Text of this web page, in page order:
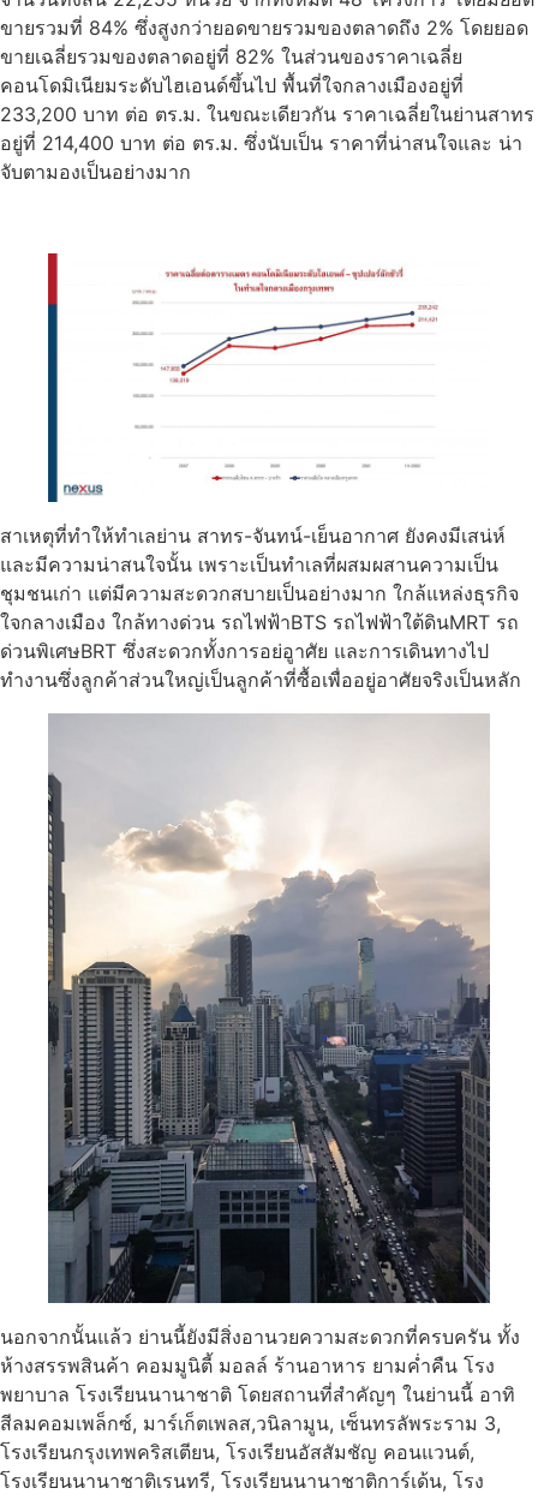
ขายรวมที่ 84% ซึ่งสูงกว่ายอดขายรวมของตลาดถึง 2% โดยยอด
ขายเฉลี่ยรวมของตลาดอยู่ที่ 82% ในส่วนของราคาเฉลี่ย
คอนโดมิเนียมระดับไฮเอนด์ขึ้นไป พื้นที่ใจกลางเมืองอยู่ที่
233,200 บาท ต่อ ตร.ม. ในขณะเดียวกัน ราคาเฉลี่ยในย่านสาทร
อยู่ที่ 214,400 บาท ต่อ ตร.ม. ซึ่งนับเป็น ราคาที่น่าสนใจและ น่า
จับตามองเป็นอย่างมาก
สาเหตุที่ทำให้ทำเลย่าน สาทร-จันทน์-เย็นอากาศ ยังคงมีเสน่ห์
และมีความน่าสนใจนั้น เพราะเป็นทำเลที่ผสมผสานความเป็น
ชุมชนเก่า แต่มีความสะดวกสบายเป็นอย่างมาก ใกล้แหล่งธุรกิจ
ใจกลางเมือง ใกล้ทางด่วน รถไฟฟ้าBTS รถไฟฟ้าใต้ดินMRT รถ
ด่วนพิเศษBRT ซึ่งสะดวกทั้งการอย่อูาศัย และการเดินทางไป
ทำงานซึ่งลูกค้าส่วนใหญ่เป็นลูกค้าที่ซื้อเพื่ออยู่อาศัยจริงเป็นหลัก
นอกจากนั้นแล้ว ย่านนี้ยังมีสิ่งอานวยความสะดวกที่ครบครัน ทั้ง
ห้างสรรพสินค้า คอมมูนิตี้ มอลล์ ร้านอาหาร ยามค่ำคืน โรง
พยาบาล โรงเรียนนานาชาติ โดยสถานที่สำคัญๆ ในย่านนี้ อาทิ
สีลมคอมเพล็กซ์, มาร์เก็ตเพลส,วนิลามูน, เซ็นทรลัพระราม 3,
โรงเรียนกรุงเทพคริสเตียน, โรงเรียนอัสสัมชัญ คอนแวนต์,
โรงเรียนนานาชาติเรนทรี, โรงเรียนนานาชาติการ์เด้น, โรง